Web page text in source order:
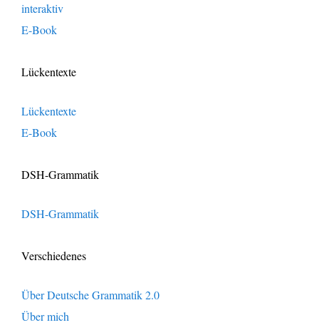
interaktiv
E-Book
Lückentexte
Lückentexte
E-Book
DSH-Grammatik
DSH-Grammatik
Verschiedenes
Über Deutsche Grammatik 2.0
Über mich